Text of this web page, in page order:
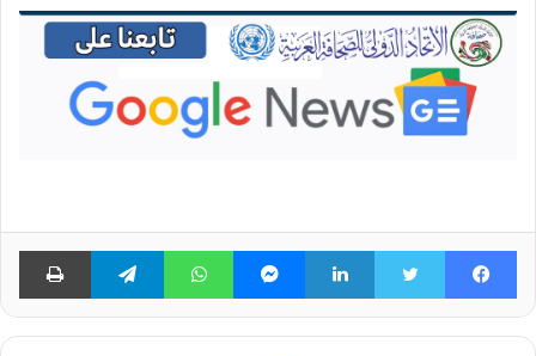
فيسبوك لينكدإن ماسنجر واتساب تيلقرام